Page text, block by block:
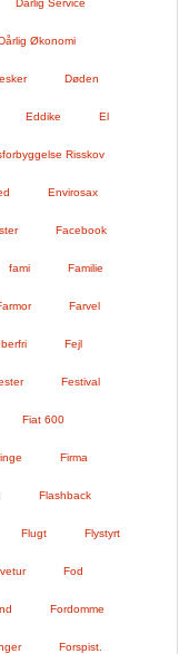
Dårlig Service
Økonomi
Døden
Eddike El
Risskov
Envirosax
Facebook
fami Familie
Farvel
Fejl
Festival
Fiat 600
Firma
Flashback
Flugt Flystyrt
Fod
Fordomme
Forspist.